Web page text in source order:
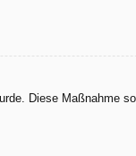
Diese Maßnahme